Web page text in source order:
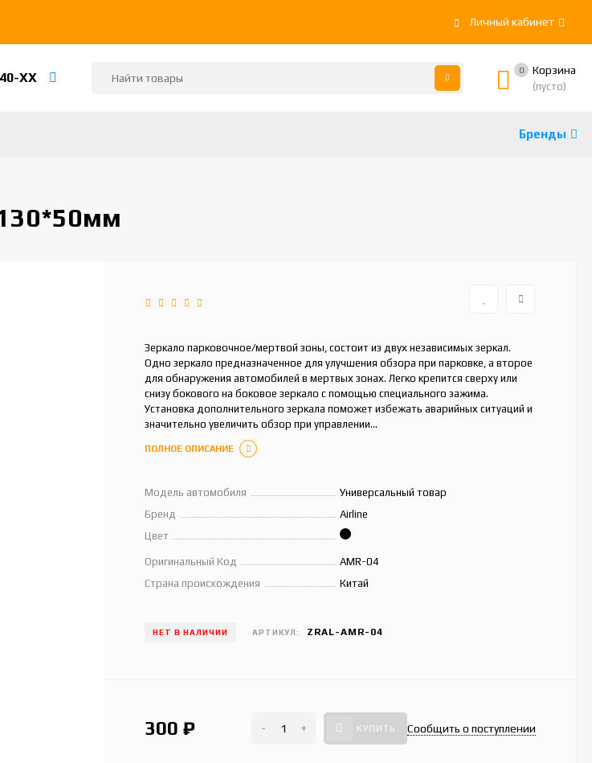
Личный кабинет
ХХ 0 Корзина
(пусто)
Бренды
Зеркало парковочное/мертвой зоны, состоит из двух независимых зеркал.
Одно зеркало предназначенное для улучшения обзора при парковке, а второе
для обнаружения автомобилей в мертвых зонах. Легко крепится сверху или
снизу бокового на боковое зеркало с помощью специального зажима.
Установка дополнительного зеркала поможет избежать аварийных ситуаций и
значительно увеличить обзор при управлении...
ПОЛНОЕ ОПИСАНИЕ
Модель автомобиля
Универсальный товар
Бренд
Airline
Цвет
Оригинальный Код
AMR-04
Страна происхождения
Китай
НЕТ В НАЛИЧИИ АРТИКУЛ: ZRAL-AMR-04
300₽ - + КУПИТЬ Сообщить о поступлении